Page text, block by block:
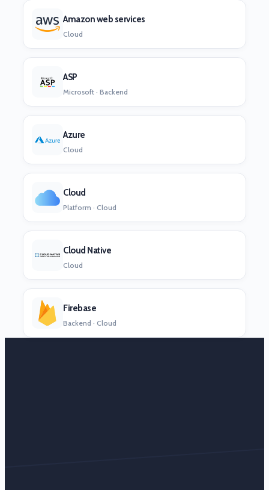
Amazon web services
Cloud
ASP
Microsoft · Backend
Azure
Cloud
Cloud
Platform · Cloud
Cloud Native
Cloud
Firebase
Backend · Cloud